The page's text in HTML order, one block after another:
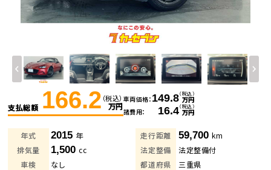
支払総額 166.2 （税込）
万円
車両価格 149.8（税込）
万円
諸費用
16.4（税込）
万円
年式 2015 年 走行距離 59,700 km
排気量
1,500cc 法定整備
法定整備付
車検
なし 都道府県
三重県